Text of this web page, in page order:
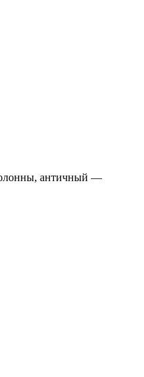
античный —